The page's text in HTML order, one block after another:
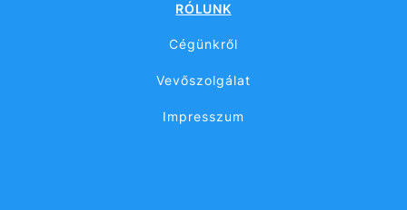
RÓLUNK
Cégünkről
Vevőszolgálat
Impresszum